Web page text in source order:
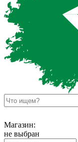
Магазин:
не выбран